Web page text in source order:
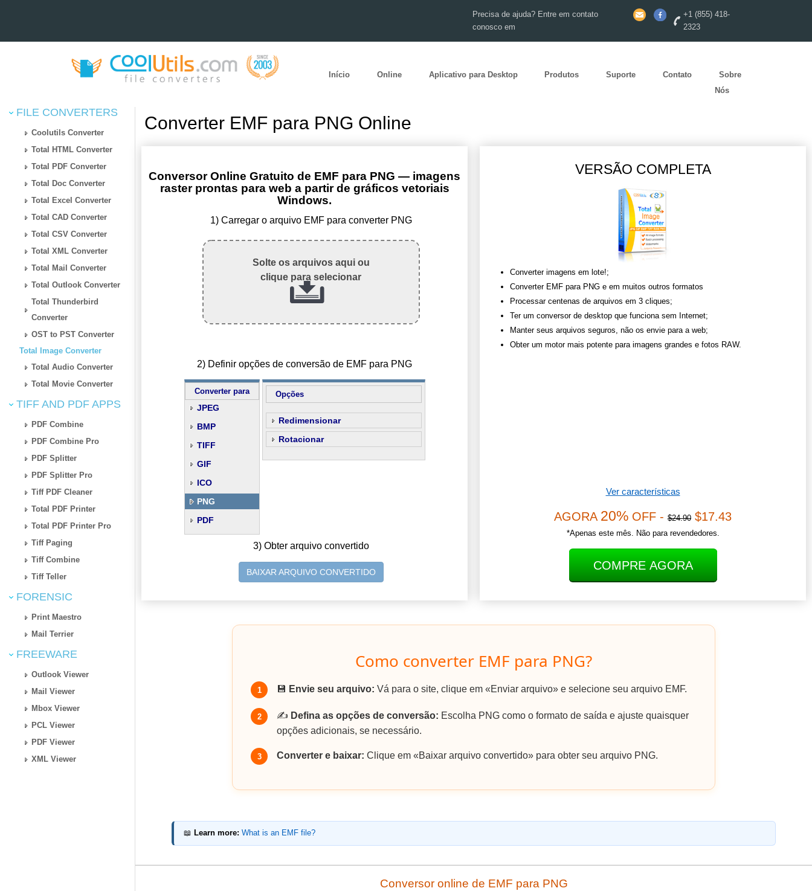
Precisa de ajuda? Entre em contato
conosco em
+1 (855) 418-
2323
Início Online Aplicativo para Desktop Produtos Suporte Contato
Sobre
Nós
FILE CONVERTERS
Coolutils Converter
Total HTML Converter
Total PDF Converter
Total Doc Converter
Total Excel Converter
Total CAD Converter
Total CSV Converter
Total XML Converter
Total Mail Converter
Total Outlook Converter
Total Thunderbird
Converter
OST to PST Converter
Total Image Converter
Total Audio Converter
Total Movie Converter
TIFF AND PDF APPS
PDF Combine
PDF Combine Pro
PDF Splitter
PDF Splitter Pro
Tiff PDF Cleaner
Total PDF Printer
Total PDF Printer Pro
Tiff Paging
Tiff Combine
Tiff Teller
FORENSIC
Print Maestro
Mail Terrier
FREEWARE
Outlook Viewer
Mail Viewer
Mbox Viewer
PCL Viewer
PDF Viewer
XML Viewer
Converter EMF para PNG Online
Conversor Online Gratuito de EMF para PNG — imagens
raster prontas para web a partir de gráficos vetoriais
Windows.
1) Carregar o arquivo EMF para converter PNG
Solte os arquivos aqui ou
clique para selecionar
2) Definir opções de conversão de EMF para PNG
Converter para
JPEG
BMP
TIFF
GIF
ICO
PNG
PDF
Opções
Redimensionar
Rotacionar
3) Obter arquivo convertido
BAIXAR ARQUIVO CONVERTIDO
VERSÃO COMPLETA
Converter imagens em lote!;
Converter EMF para PNG e em muitos outros formatos
Processar centenas de arquivos em 3 cliques;
Ter um conversor de desktop que funciona sem Internet;
Manter seus arquivos seguros, não os envie para a web;
Obter um motor mais potente para imagens grandes e fotos RAW.
Ver características
AGORA 20% OFF - $24.90 $17.43
*Apenas este mês. Não para revendedores.
COMPRE AGORA
Como converter EMF para PNG?
1 💾 Envie seu arquivo: Vá para o site, clique em «Enviar arquivo» e selecione seu arquivo EMF.
2 ✍️ Defina as opções de conversão: Escolha PNG como o formato de saída e ajuste quaisquer
opções adicionais, se necessário.
3 Converter e baixar: Clique em «Baixar arquivo convertido» para obter seu arquivo PNG.
📖 Learn more: What is an EMF file?
Conversor online de EMF para PNG